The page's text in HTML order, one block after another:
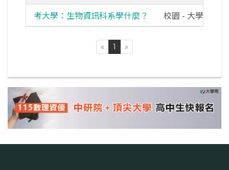
考大學：生物資訊科系學什麼？
校園 - 大學校園
« 1 »